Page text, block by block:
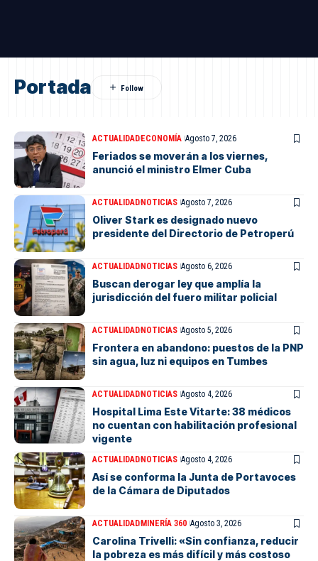
Portada
ACTUALIDADECONOMÍA Agosto 7, 2026
Feriados se moverán a los viernes,
anunció el ministro Elmer Cuba
ACTUALIDADNOTICIAS Agosto 7, 2026
Oliver Stark es designado nuevo
presidente del Directorio de Petroperú
ACTUALIDADNOTICIAS Agosto 6, 2026
Buscan derogar ley que amplía la
jurisdicción del fuero militar policial
ACTUALIDADNOTICIAS Agosto 5, 2026
Frontera en abandono: puestos de la PNP
sin agua, luz ni equipos en Tumbes
ACTUALIDADNOTICIAS Agosto 4, 2026
Hospital Lima Este Vitarte: 38 médicos
no cuentan con habilitación profesional
vigente
ACTUALIDADNOTICIAS Agosto 4, 2026
Así se conforma la Junta de Portavoces
de la Cámara de Diputados
ACTUALIDADMINERÍA 360 Agosto 3, 2026
Carolina Trivelli: «Sin confianza, reducir
la pobreza es más difícil y más costoso